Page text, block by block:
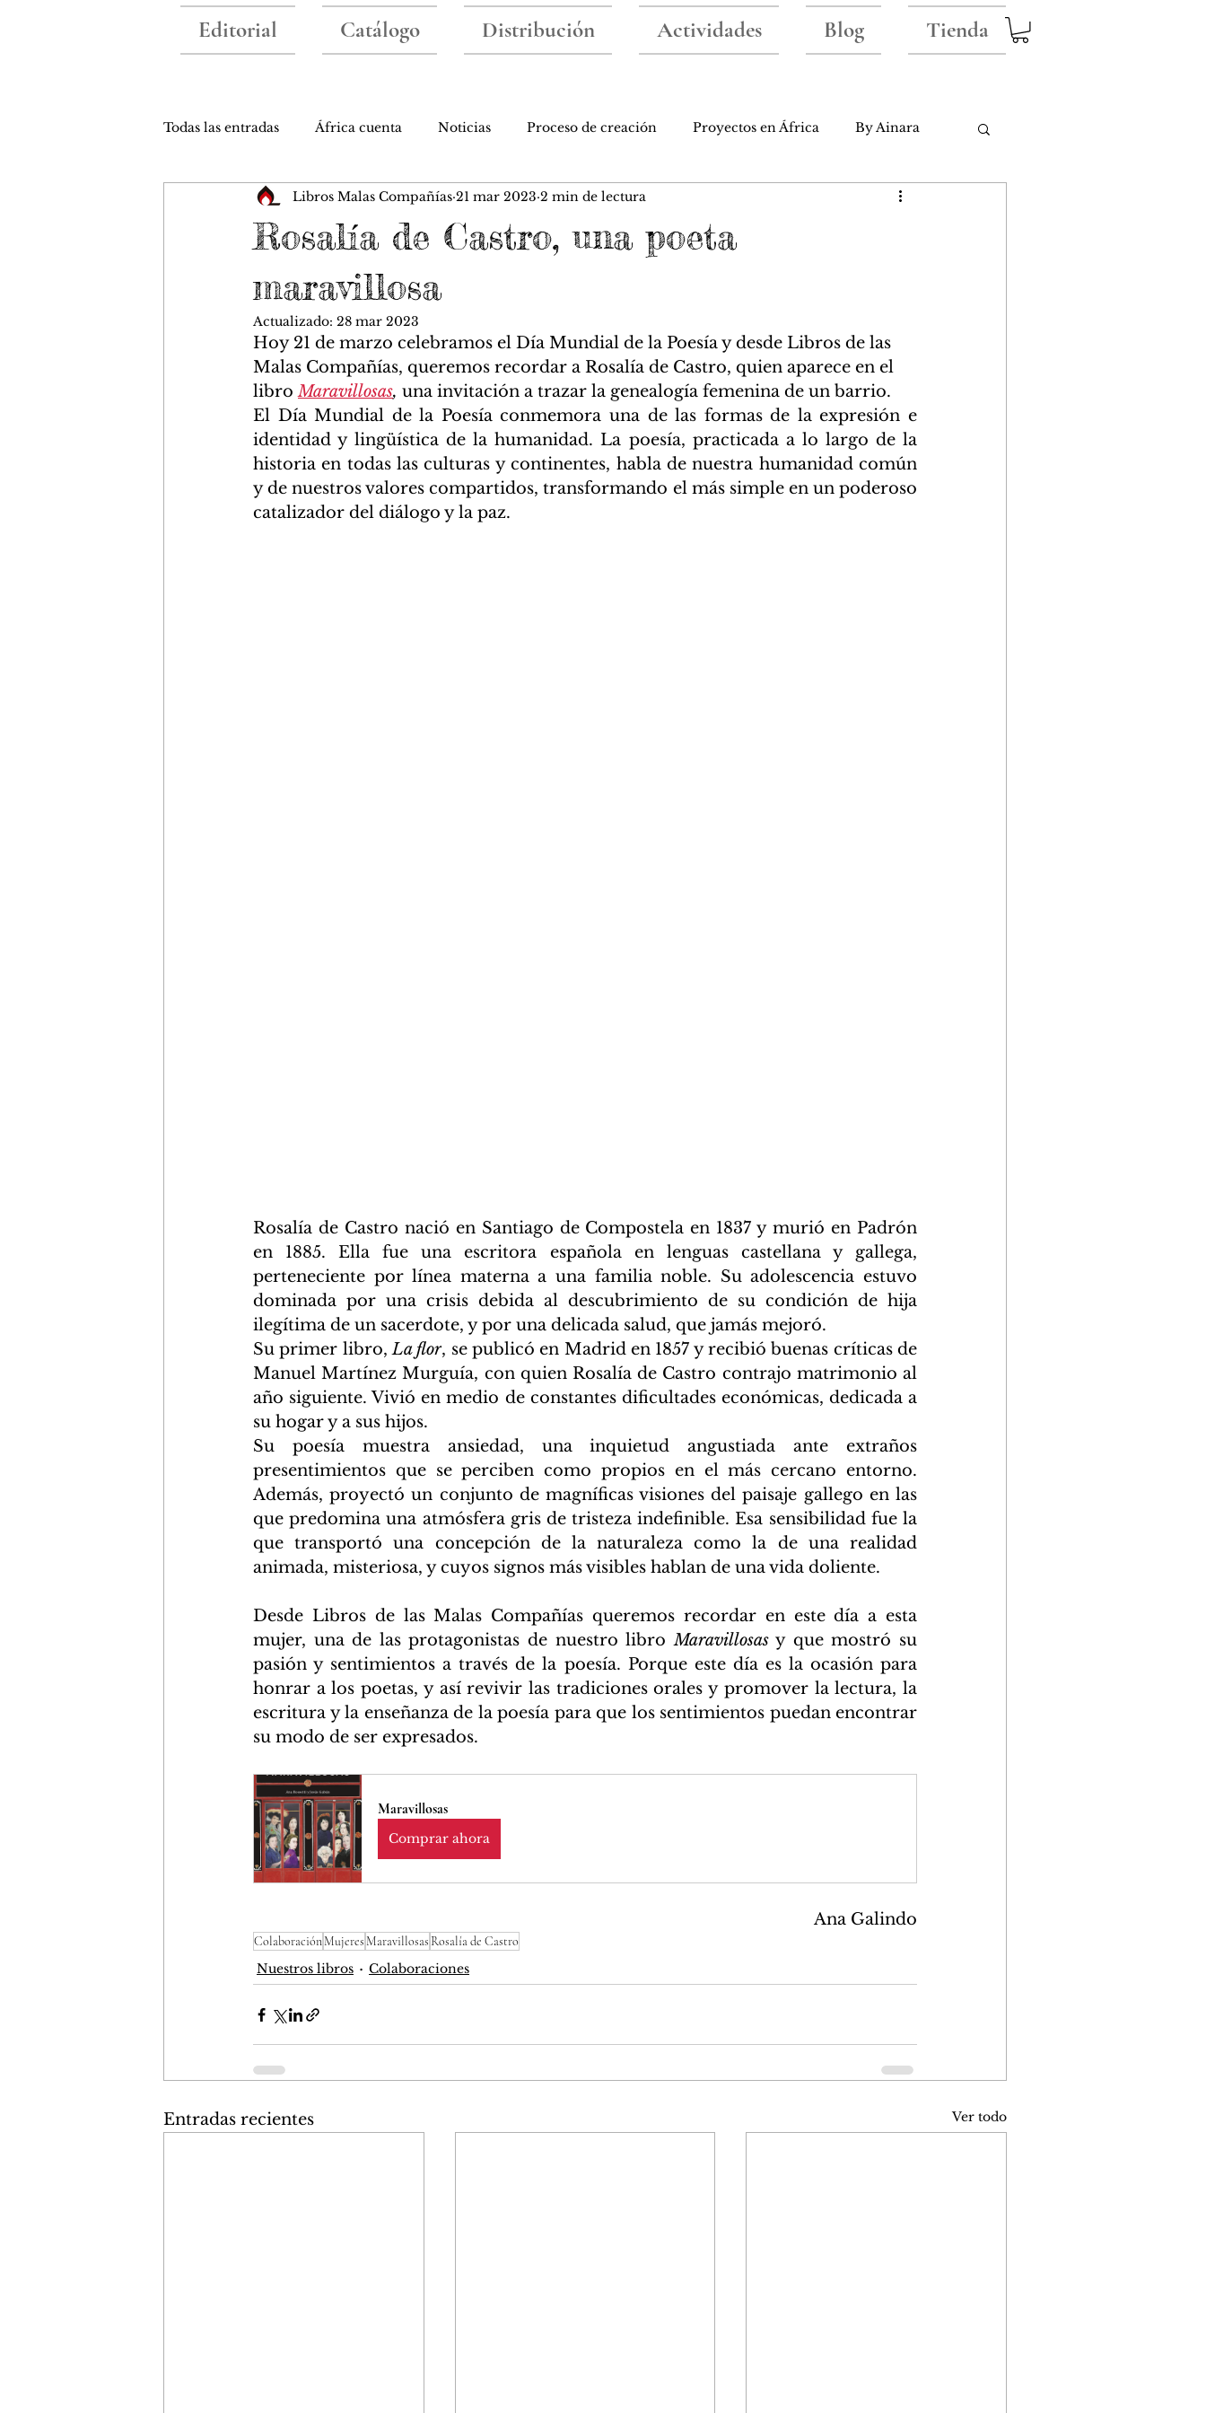
Editorial Catálogo Distribución Actividades Blog Tienda
Todas las entradas África cuenta Noticias Proceso de creación Proyectos en África By Ainara
Colaboraciones Nuestros libros Taller de escritura Iniciativas bonitas
Rosalía de Castro, una poeta
maravillosa
Libros Malas Compañías 21 mar 2023 2 min de lectura
Actualizado: 28 mar 2023
Hoy 21 de marzo celebramos el Día Mundial de la Poesía y desde Libros de las
Malas Compañías, queremos recordar a Rosalía de Castro, quien aparece en el
libro Maravillosas, una invitación a trazar la genealogía femenina de un barrio.
El Día Mundial de la Poesía conmemora una de las formas de la expresión e
identidad y lingüística de la humanidad. La poesía, practicada a lo largo de la
historia en todas las culturas y continentes, habla de nuestra humanidad común
y de nuestros valores compartidos, transformando el más simple en un poderoso
catalizador del diálogo y la paz.
Rosalía de Castro nació en Santiago de Compostela en 1837 y murió en Padrón
en 1885. Ella fue una escritora española en lenguas castellana y gallega,
perteneciente por línea materna a una familia noble. Su adolescencia estuvo
dominada por una crisis debida al descubrimiento de su condición de hija
ilegítima de un sacerdote, y por una delicada salud, que jamás mejoró.
Su primer libro, La flor, se publicó en Madrid en 1857 y recibió buenas críticas de
Manuel Martínez Murguía, con quien Rosalía de Castro contrajo matrimonio al
año siguiente. Vivió en medio de constantes dificultades económicas, dedicada a
su hogar y a sus hijos.
Su poesía muestra ansiedad, una inquietud angustiada ante extraños
presentimientos que se perciben como propios en el más cercano entorno.
Además, proyectó un conjunto de magníficas visiones del paisaje gallego en las
que predomina una atmósfera gris de tristeza indefinible. Esa sensibilidad fue la
que transportó una concepción de la naturaleza como la de una realidad
animada, misteriosa, y cuyos signos más visibles hablan de una vida doliente.
Desde Libros de las Malas Compañías queremos recordar en este día a esta
mujer, una de las protagonistas de nuestro libro Maravillosas y que mostró su
pasión y sentimientos a través de la poesía. Porque este día es la ocasión para
honrar a los poetas, y así revivir las tradiciones orales y promover la lectura, la
escritura y la enseñanza de la poesía para que los sentimientos puedan encontrar
su modo de ser expresados.
Maravillosas
Comprar ahora
Ana Galindo
ColaboraciónMujeres Maravillosas Rosalía de Castro
Nuestros libros Colaboraciones
Entradas recientes Ver todo